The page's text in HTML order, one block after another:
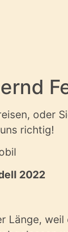
oder
richtig!
2022
Länge, weil